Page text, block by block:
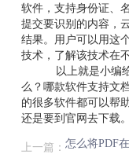
软件，支持身份证、
提交要识别的内容，
结果。用户可以用这
技术，了解该技术在
以上就是小编给大
么？哪款软件支持文
的很多软件都可以帮
还是要到官网去下载。
上一篇：